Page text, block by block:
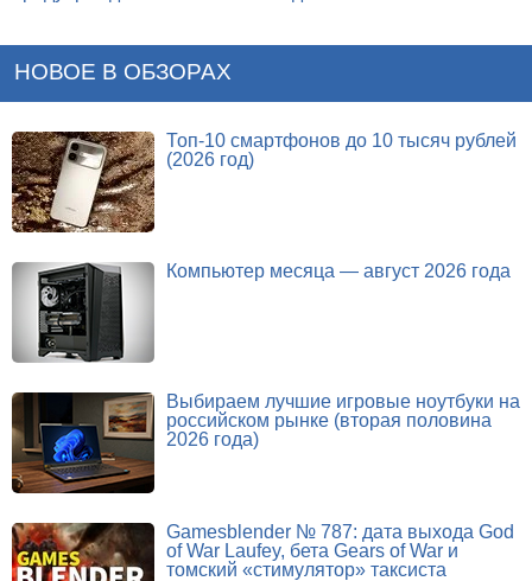
НОВОЕ В ОБЗОРАХ
Топ-10 смартфонов до 10 тысяч рублей
(2026 год)
Компьютер месяца — август 2026 года
Выбираем лучшие игровые ноутбуки на
российском рынке (вторая половина
2026 года)
Gamesblender № 787: дата выхода God
of War Laufey, бета Gears of War и
томский «стимулятор» таксиста